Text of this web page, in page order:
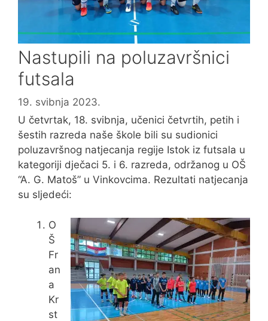
Nastupili na poluzavršnici
futsala
19. svibnja 2023.
U četvrtak, 18. svibnja, učenici četvrtih, petih i
šestih razreda naše škole bili su sudionici
poluzavršnog natjecanja regije Istok iz futsala u
kategoriji dječaci 5. i 6. razreda, održanog u OŠ
“A. G. Matoš” u Vinkovcima. Rezultati natjecanja
su sljedeći:
O
Š
Fr
an
a
Kr
st